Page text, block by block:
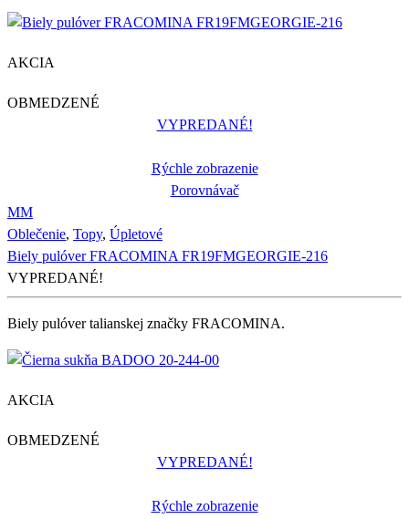
AKCIA
OBMEDZENÉ
VYPREDANÉ!
Rýchle zobrazenie
Porovnávač
MM
Oblečenie, Topy, Úpletové
Biely pulóver FRACOMINA FR19FMGEORGIE-216
VYPREDANÉ!
Biely pulóver talianskej značky FRACOMINA.
AKCIA
OBMEDZENÉ
VYPREDANÉ!
Rýchle zobrazenie